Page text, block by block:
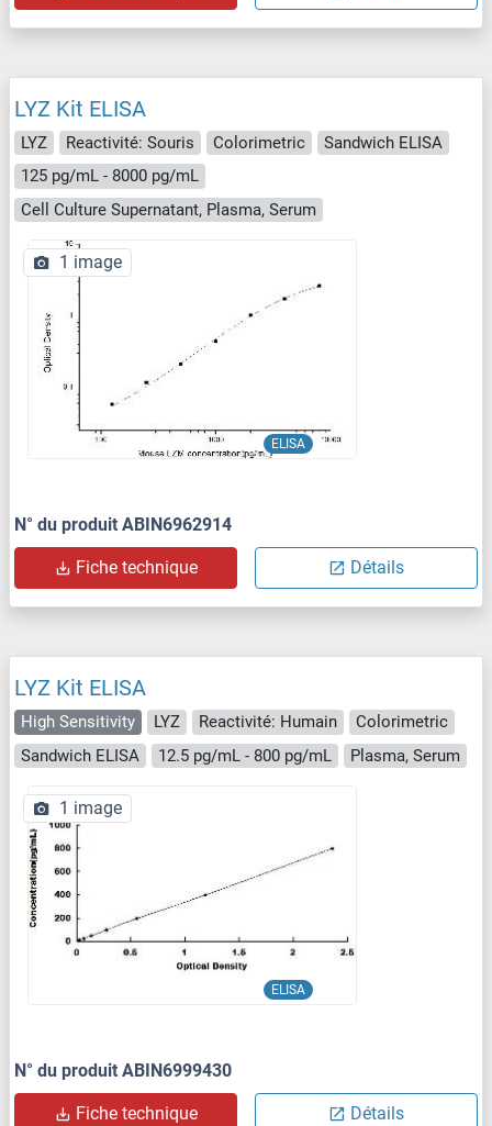
LYZ Kit ELISA
LYZ Reactivité: Souris Colorimetric
Sandwich ELISA
125 pg/mL - 8000 pg/mL
Cell Culture Supernatant, Plasma, Serum
ELISA
1 image
N° du produit ABIN6962914
Fiche technique Détails
LYZ Kit ELISA
High Sensitivity LYZ Reactivité: Humain
Colorimetric
Sandwich ELISA
12.5 pg/mL - 800 pg/mL Plasma, Serum
ELISA
1 image
N° du produit ABIN6999430
Fiche technique Détails